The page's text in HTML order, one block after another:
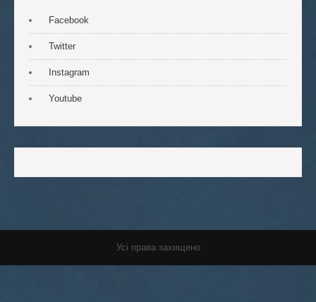
Facebook
Twitter
Instagram
Youtube
Усі права захищено